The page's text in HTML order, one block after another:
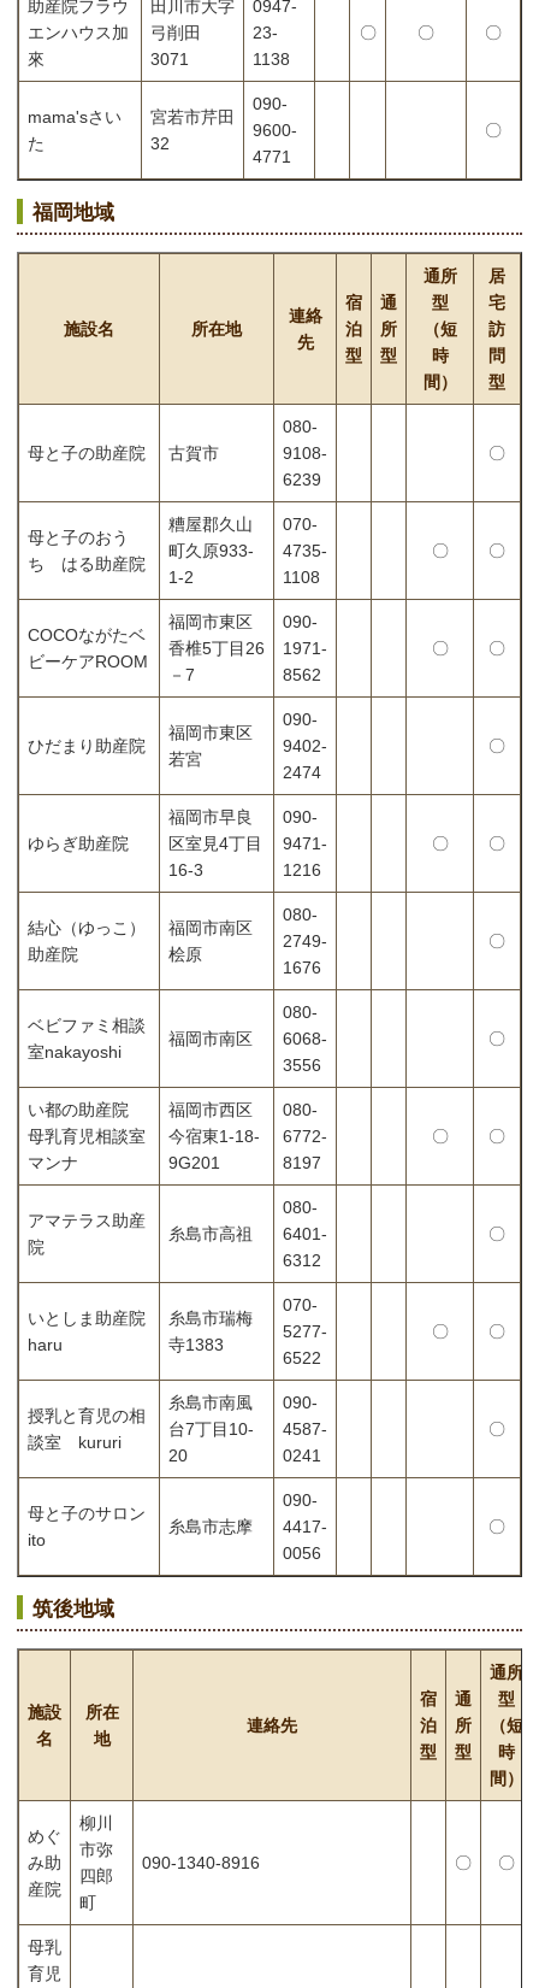
助産院フラウ
エンハウス加
來
田川市大字
弓削田
3071
0947-
23-
1138
〇 〇 〇
mama'sさい
た
宮若市芹田
32
090-
9600-
4771
〇
福岡地域
施設名 所在地
連絡
先
宿
泊
型
通
所
型
通所
型
（短
時
間）
居
宅
訪
問
型
母と子の助産院 古賀市
080-
9108-
6239
〇
母と子のおう
ち はる助産院
糟屋郡久山
町久原933-
1-2
070-
4735-
1108
〇 〇
COCOながたベ
ビーケアROOM
福岡市東区
香椎5丁目26
－7
090-
1971-
8562
〇 〇
ひだまり助産院
福岡市東区
若宮
090-
9402-
2474
〇
ゆらぎ助産院
福岡市早良
区室見4丁目
16-3
090-
9471-
1216
〇 〇
結心（ゆっこ）
助産院
福岡市南区
桧原
080-
2749-
1676
〇
ベビファミ相談
室nakayoshi
福岡市南区
080-
6068-
3556
〇
い都の助産院
母乳育児相談室
マンナ
福岡市西区
今宿東1-18-
9G201
080-
6772-
8197
〇 〇
アマテラス助産
院
糸島市高祖
080-
6401-
6312
〇
いとしま助産院
haru
糸島市瑞梅
寺1383
070-
5277-
6522
〇 〇
授乳と育児の相
談室 kururi
糸島市南風
台7丁目10-
20
090-
4587-
0241
〇
母と子のサロン
ito
糸島市志摩
090-
4417-
0056
〇
筑後地域
施設
名
所在
地
連絡先
宿
泊
型
通
所
型
通所
型
（短
時
間）
めぐ
み助
産院
柳川
市弥
四郎
町
090-1340-8916 〇 〇
母乳
育児